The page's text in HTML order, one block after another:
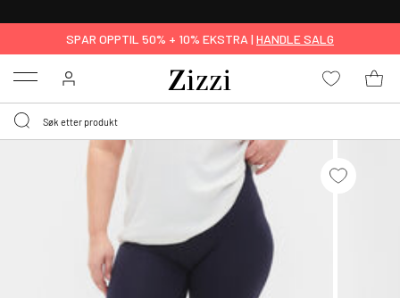
SPAR OPPTIL 50% + 10% EKSTRA | HANDLE SALG
Menu